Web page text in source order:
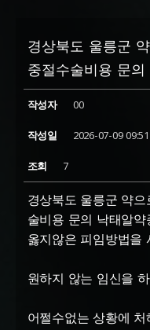
경상북도 울릉군
중절수술비용 문
작성자 00
작성일 2026-07-09 09:51
조회 7
경상북도 울릉군 약
술비용 문의 낙태알
옳지않은 피임방법을
원하지 않는 임신을
어쩔수없는 상황에